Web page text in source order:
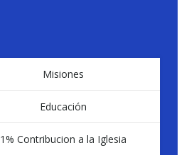
Misiones
Educación
1% Contribucion a la Iglesia